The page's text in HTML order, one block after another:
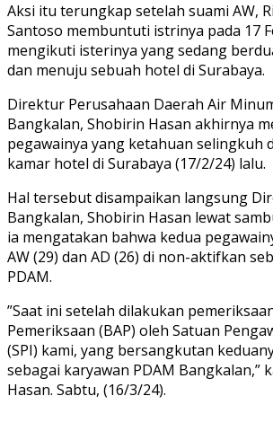
Aksi itu terungkap setelah suami AW,
Santoso membuntuti istrinya pada 17
mengikuti isterinya yang sedang
dan menuju sebuah hotel di Surabaya.
Direktur Perusahaan Daerah Air
Bangkalan, Shobirin Hasan akhirnya
pegawainya yang ketahuan selingkuh
kamar hotel di Surabaya (17/2/24) lalu.
Hal tersebut disampaikan langsung
Bangkalan, Shobirin Hasan lewat
ia mengatakan bahwa kedua
AW (29) dan AD (26) di non-aktifkan
PDAM.
”Saat ini setelah dilakukan
Pemeriksaan (BAP) oleh Satuan
(SPI) kami, yang bersangkutan
sebagai karyawan PDAM Bangkalan,”
Hasan. Sabtu, (16/3/24).